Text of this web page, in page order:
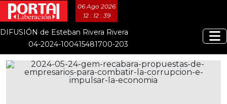
06 Ago 2026
12 : 12 : 40
DIFUSIÓN de Esteban Rivera Rivera
04-2024-100415481700-203